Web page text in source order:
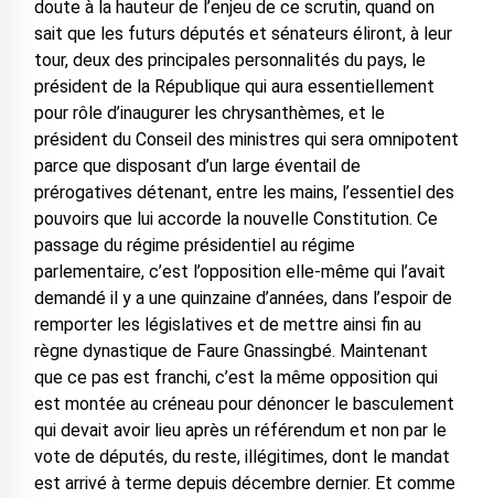
doute à la hauteur de l’enjeu de ce scrutin, quand on
sait que les futurs députés et sénateurs éliront, à leur
tour, deux des principales personnalités du pays, le
président de la République qui aura essentiellement
pour rôle d’inaugurer les chrysanthèmes, et le
président du Conseil des ministres qui sera omnipotent
parce que disposant d’un large éventail de
prérogatives détenant, entre les mains, l’essentiel des
pouvoirs que lui accorde la nouvelle Constitution. Ce
passage du régime présidentiel au régime
parlementaire, c’est l’opposition elle-même qui l’avait
demandé il y a une quinzaine d’années, dans l’espoir de
remporter les législatives et de mettre ainsi fin au
règne dynastique de Faure Gnassingbé. Maintenant
que ce pas est franchi, c’est la même opposition qui
est montée au créneau pour dénoncer le basculement
qui devait avoir lieu après un référendum et non par le
vote de députés, du reste, illégitimes, dont le mandat
est arrivé à terme depuis décembre dernier. Et comme